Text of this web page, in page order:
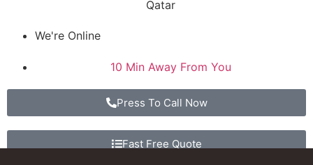
We're Online
10 Min Away From You
Press To Call Now
Fast Free Quote